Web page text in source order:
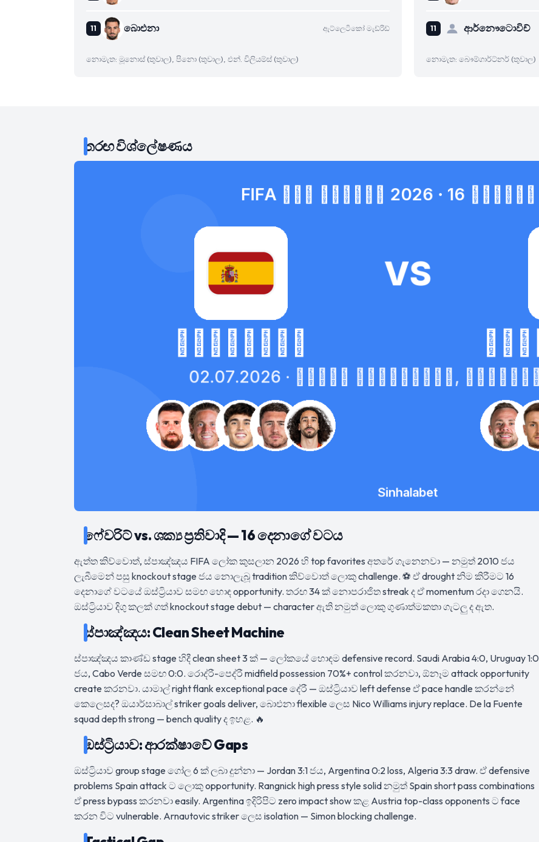
බාෙඑනා ඇට්ලෙටිකෝ මැඩ්රිඩ්
නොමැත: මූනොස් (තුවාල), පිනො (තුවාල), එන්. විලියම්ස් (තුවාල)
ආර්නෞටොවිච්
නොමැත: බෞම්ගාර්ට්නර් (තුවාල)
තරඟ විශ්ලේෂණය
ෆේවරිට් vs. ශක්‍ය ප්‍රතිවාදි — 16 දෙනාගේ වටය
ඇත්ත කිව්වොත්, ස්පාඤ්ඤය FIFA ලෝක කුසලාන 2026 හි top favorites අතරේ ගැනෙනවා — නමුත් 2010 ජය
ලැබීමෙන් පසු knockout stage ජය නොලැබූ tradition කිව්වොත් ලොකු challenge. ⚽ ඒ drought නිම කිරීමට 16
දෙනාගේ වටයේ ඔස්ට්‍රියාව සමඟ හොඳ opportunity. තරඟ 34 ක් නොපරාජිත streak ද ඒ momentum රදා ගෙනයි.
ඔස්ට්‍රියාව දිගු කලක් ගත් knockout stage debut — character ඇති නමුත් ලොකු ගුණාත්මකතා ගැටලු ද ඇත.
ස්පාඤ්ඤය: Clean Sheet Machine
ස්පාඤ්ඤය කාණ්ඩ stage හිදී clean sheet 3 ක් — ලෝකයේ හොඳම defensive record. Saudi Arabia 4:0, Uruguay 1:0
ජය, Cabo Verde සමඟ 0:0. රොද්රී-පෙද්රී midfield possession 70%+ control කරනවා, ඕනෑම attack opportunity
create කරනවා. යාමාල් right flank exceptional pace දේරී — ඔස්ට්‍රියාව left defense ඒ pace handle කරන්නේ
කෙලෙසද? ඔයාර්සාබාල් striker goals deliver, බාෙඑනා flexible ලෙස Nico Williams injury replace. De la Fuente
squad depth strong — bench quality ද ඉහළ. 🔥
ඔස්ට්‍රියාව: ආරක්ෂාවේ Gaps
ඔස්ට්‍රියාව group stage ගෝල 6 ක් ලබා දුන්නා — Jordan 3:1 ජය, Argentina 0:2 loss, Algeria 3:3 draw. ඒ defensive
problems Spain attack ට ලොකු opportunity. Rangnick high press style solid නමුත් Spain short pass combinations
ඒ press bypass කරනවා easily. Argentina ඉදිරිපිට zero impact show කළ Austria top-class opponents ට face
කරන විට vulnerable. Arnautovic striker ලෙස isolation — Simon blocking challenge.